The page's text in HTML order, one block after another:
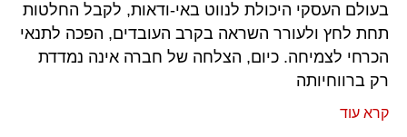
בעולם העסקי היכולת לנווט באי-ודאות, לקבל החלטות
תחת לחץ ולעורר השראה בקרב העובדים, הפכה לתנאי
הכרחי לצמיחה. כיום, הצלחה של חברה אינה נמדדת
רק ברווחיותה
קרא עוד